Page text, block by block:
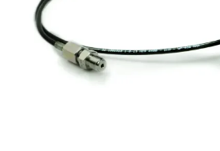
Miljø og sikkerhet
Kalibratorer